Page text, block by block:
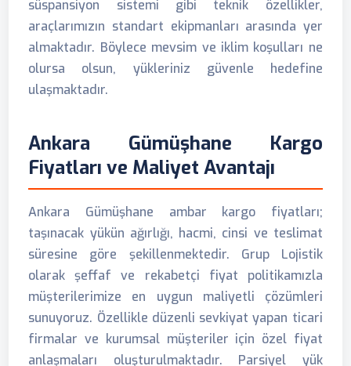
süspansiyon sistemi gibi teknik özellikler,
araçlarımızın standart ekipmanları arasında yer
almaktadır. Böylece mevsim ve iklim koşulları ne
olursa olsun, yükleriniz güvenle hedefine
ulaşmaktadır.
Ankara Gümüşhane Kargo
Fiyatları ve Maliyet Avantajı
Ankara Gümüşhane ambar kargo fiyatları;
taşınacak yükün ağırlığı, hacmi, cinsi ve teslimat
süresine göre şekillenmektedir. Grup Lojistik
olarak şeffaf ve rekabetçi fiyat politikamızla
müşterilerimize en uygun maliyetli çözümleri
sunuyoruz. Özellikle düzenli sevkiyat yapan ticari
firmalar ve kurumsal müşteriler için özel fiyat
anlaşmaları oluşturulmaktadır. Parsiyel yük